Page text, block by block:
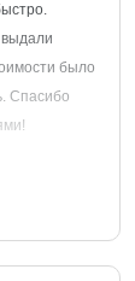
выдали
было
Спасибо